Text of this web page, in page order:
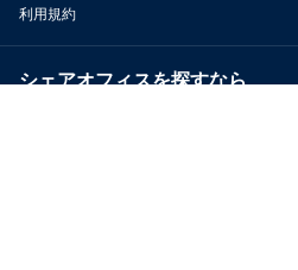
利用規約
シェアオフィスを探すなら